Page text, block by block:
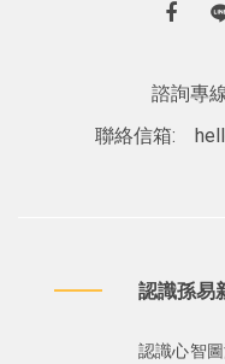
諮詢專
聯絡信箱:
認識孫易
認識心智